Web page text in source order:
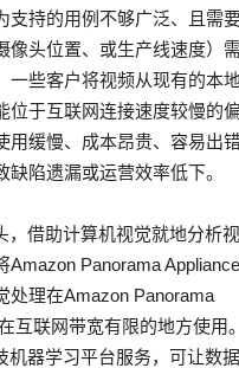
支持的用例不够广泛、且需
像头位置、或生产线速度）
一些客户将视频从现有的本
位于互联网连接速度较慢的
用缓慢、成本昂贵、容易出
陷遗漏或运营效率低下。
，借助计算机视觉就地分析
Panorama
处理在Amazon Panorama
互联网带宽有限的地方使用
机器学习平台服务，可让数